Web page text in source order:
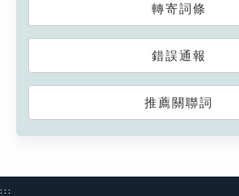
轉寄詞條
錯誤通報
推薦關聯詞
:::